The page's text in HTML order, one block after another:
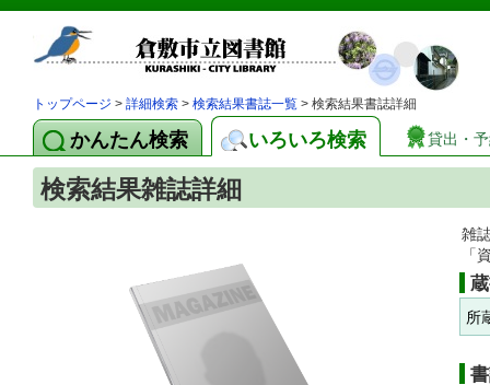
トップページ > 詳細検索 > 検索結果書誌一覧 > 検索結果書誌詳細
かんたん検索 いろいろ検索 貸出・
検索結果雑誌詳細
雑
「
所